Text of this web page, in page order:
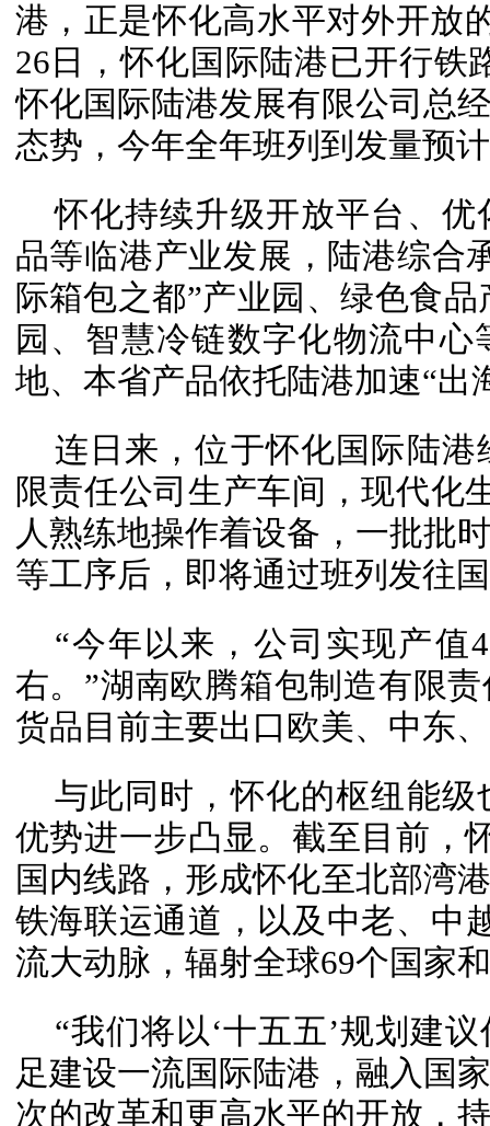
港，正是怀化高水平对外开放
26日，怀化国际陆港已开行铁
怀化国际陆港发展有限公司总
态势，今年全年班列到发量预
怀化持续升级开放平台、
品等临港产业发展，陆港综合
际箱包之都”产业园、绿色食
园、智慧冷链数字化物流中
地、本省产品依托陆港加速“出
连日来，位于怀化国际陆
限责任公司生产车间，现代化
人熟练地操作着设备，一批批
等工序后，即将通过班列发往
“今年以来，公司实现产值
右。”湖南欧腾箱包制造有限
货品目前主要出口欧美、中东
与此同时，怀化的枢纽能
优势进一步凸显。截至目前，
国内线路，形成怀化至北部湾
铁海联运通道，以及中老、中
流大动脉，辐射全球69个国家
“我们将以‘十五五’规划建
足建设一流国际陆港，融入国
次的改革和更高水平的开放，